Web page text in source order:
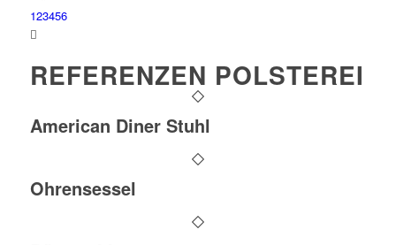
123456
REFERENZEN POLSTEREI
American Diner Stuhl
Ohrensessel